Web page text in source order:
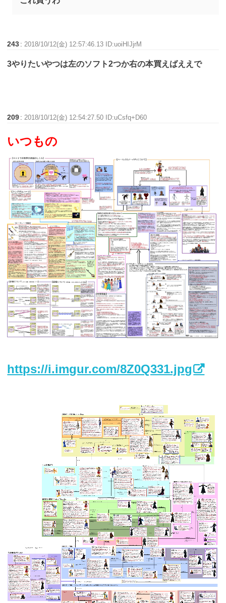
243 : 2018/10/12(金) 12:57:46.13 ID:uoiHIJjrM
3やりたいやつは左のソフト2つか右の本買えばええで
209 : 2018/10/12(金) 12:54:27.50 ID:uCsfq+D60
いつもの
https://i.imgur.com/8Z0Q331.jpg